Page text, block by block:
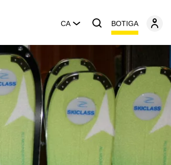
CA BOTIGA